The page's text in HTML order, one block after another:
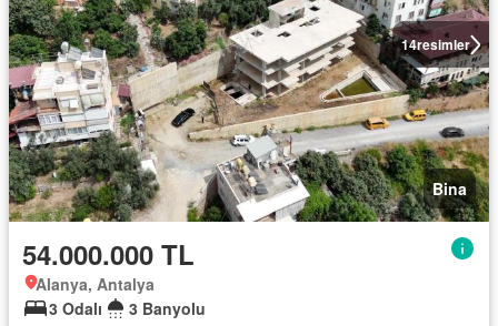
14resimler
Bina
54.000.000 TL
Alanya, Antalya
3 Odalı
3 Banyolu